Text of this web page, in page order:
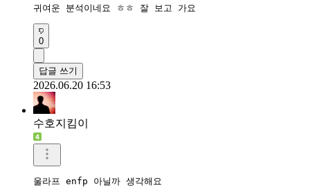
귀여운 분석이네요 ㅎㅎ 잘 보고 가요
0
답글 쓰기
2026.06.20 16:53
수호지킴이
울라프 enfp 아닐까 생각해요